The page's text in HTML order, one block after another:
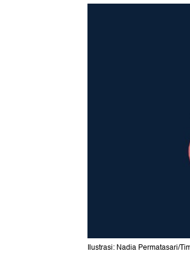
Ilustrasi: Nadia Permatasari/